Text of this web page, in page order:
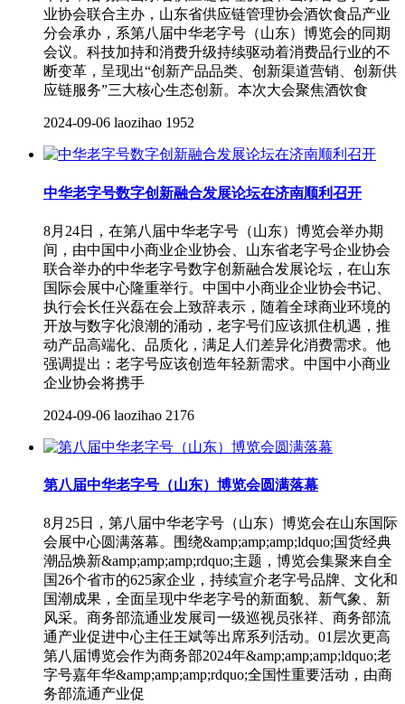
业协会联合主办，山东省供应链管理协会酒饮食品产业
分会承办，系第八届中华老字号（山东）博览会的同期
会议。科技加持和消费升级持续驱动着消费品行业的不
断变革，呈现出“创新产品品类、创新渠道营销、创新供
应链服务”三大核心生态创新。本次大会聚焦酒饮食
2024-09-06 laozihao 1952
中华老字号数字创新融合发展论坛在济南顺利召开
8月24日，在第八届中华老字号（山东）博览会举办期
间，由中国中小商业企业协会、山东省老字号企业协会
联合举办的中华老字号数字创新融合发展论坛，在山东
国际会展中心隆重举行。中国中小商业企业协会书记、
执行会长任兴磊在会上致辞表示，随着全球商业环境的
开放与数字化浪潮的涌动，老字号们应该抓住机遇，推
动产品高端化、品质化，满足人们差异化消费需求。他
强调提出：老字号应该创造年轻新需求。中国中小商业
企业协会将携手
2024-09-06 laozihao 2176
第八届中华老字号（山东）博览会圆满落幕
8月25日，第八届中华老字号（山东）博览会在山东国际
会展中心圆满落幕。围绕&amp;amp;amp;ldquo;国货经典
潮品焕新&amp;amp;amp;rdquo;主题，博览会集聚来自全
国26个省市的625家企业，持续宣介老字号品牌、文化和
国潮成果，全面呈现中华老字号的新面貌、新气象、新
风采。商务部流通业发展司一级巡视员张祥、商务部流
通产业促进中心主任王斌等出席系列活动。01层次更高
第八届博览会作为商务部2024年&amp;amp;amp;ldquo;老
字号嘉年华&amp;amp;amp;rdquo;全国性重要活动，由商
务部流通产业促